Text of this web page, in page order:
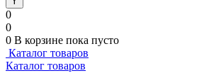
0
0
0 В корзине пока пусто
Каталог товаров
Каталог товаров